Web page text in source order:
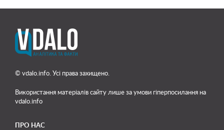
© vdalo.info. Усі права захищено.
Використання матеріалів сайту лише за умови гіперпосилання на
vdalo.info
ПРО НАС